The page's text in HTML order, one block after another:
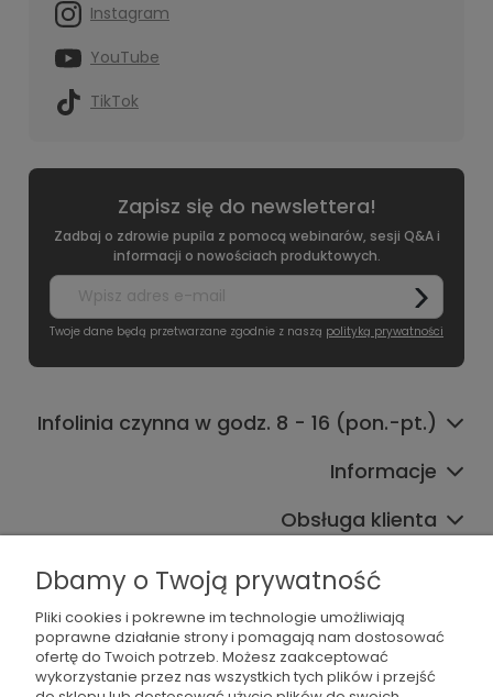
Instagram
YouTube
TikTok
Zapisz się do newslettera!
Zadbaj o zdrowie pupila z pomocą webinarów, sesji Q&A i
informacji o nowościach produktowych.
Twoje dane będą przetwarzane zgodnie z naszą polityką prywatności
Infolinia czynna w godz. 8 - 16 (pon.-pt.)
Informacje
Obsługa klienta
Współpraca
Dbamy o Twoją prywatność
Pliki cookies i pokrewne im technologie umożliwiają
poprawne działanie strony i pomagają nam dostosować
ofertę do Twoich potrzeb. Możesz zaakceptować
wykorzystanie przez nas wszystkich tych plików i przejść